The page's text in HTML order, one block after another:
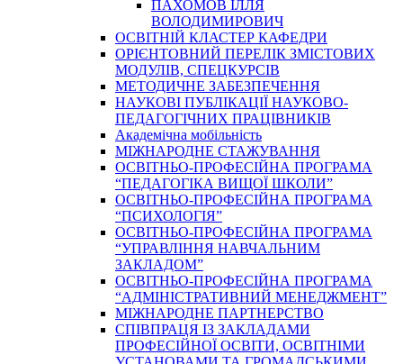
ПАХОМОВ ІЛЛЯ
ВОЛОДИМИРОВИЧ
ОСВІТНІЙ КЛАСТЕР КАФЕДРИ
ОРІЄНТОВНИЙ ПЕРЕЛІК ЗМІСТОВИХ
МОДУЛІВ, СПЕЦКУРСІВ
МЕТОДИЧНЕ ЗАБЕЗПЕЧЕННЯ
НАУКОВІ ПУБЛІКАЦІЇ НАУКОВО-
ПЕДАГОГІЧНИХ ПРАЦІВНИКІВ
Академічна мобільність
МІЖНАРОДНЕ СТАЖУВАННЯ
ОСВІТНЬО-ПРОФЕСІЙНА ПРОГРАМА
“ПЕДАГОГІКА ВИЩОЇ ШКОЛИ”
ОСВІТНЬО-ПРОФЕСІЙНА ПРОГРАМА
“ПСИХОЛОГІЯ”
ОСВІТНЬО-ПРОФЕСІЙНА ПРОГРАМА
“УПРАВЛІННЯ НАВЧАЛЬНИМ
ЗАКЛАДОМ”
ОСВІТНЬО-ПРОФЕСІЙНА ПРОГРАМА
“АДМІНІСТРАТИВНИЙ МЕНЕДЖМЕНТ”
МІЖНАРОДНЕ ПАРТНЕРСТВО
СПІВПРАЦЯ ІЗ ЗАКЛАДАМИ
ПРОФЕСІЙНОЇ ОСВІТИ, ОСВІТНІМИ